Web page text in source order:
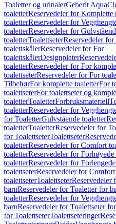
Toaletter og urinalerGeberit
toaletterReservedeler for Komplette
toaletterReservedeler for
toaletterReservedeler for
toaletterToalettseterReservedeler for
toalettskålerReservedeler for For
toalettskålerDesignplater
toaletterReservedeler for For
toalettseterReservedeler for For
TilbehørFor komplette toaletterFor
toalettseterFor toalettseter og
toaletterToaletterForbruksmateriell
toaletterReservedeler for
for ToaletterGulvstående toaletter
toaletterToaletterReservedeler for
for ToalettseterToalettseter
toaletterReservedeler for Comfort
toaletterReservedeler for Forhøyede
toaletterReservedeler for
toalettseterReservedeler for Comfort
toalettseterToalettseterReservedeler
barnReservedeler for Toaletter for
toaletterReservedeler for
barnReservedeler for Toalettseter
for ToalettseterToalettseteringer